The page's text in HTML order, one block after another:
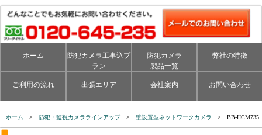
ホーム
防犯カメラ工事込プ
ラン
防犯カメラ
製品一覧
弊社の特徴
ご利用の流れ 出張エリア 会社案内 お問い合わせ
ホーム > 防犯・監視カメララインアップ > 壁設置型ネットワークカメラ > BB-HCM735